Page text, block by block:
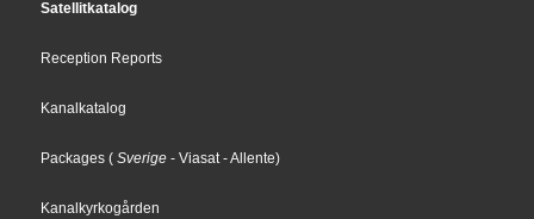
Satellitkatalog
Reception Reports
Kanalkatalog
Packages ( Sverige - Viasat- Allente)
Kanalkyrkogården